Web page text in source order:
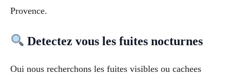
Provence.
Detectez vous les fuites nocturnes
Oui nous recherchons les fuites visibles ou cachees